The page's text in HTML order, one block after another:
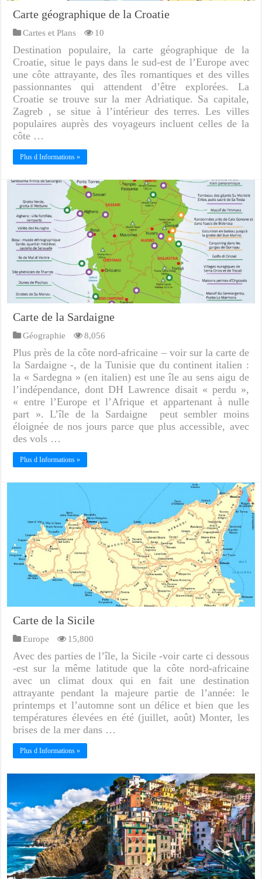
Carte géographique de la Croatie
Cartes et Plans 10
Destination populaire, la carte géographique de la
Croatie, situe le pays dans le sud-est de l’Europe avec
une côte attrayante, des îles romantiques et des villes
passionnantes qui attendent d’être explorées. La
Croatie se trouve sur la mer Adriatique. Sa capitale,
Zagreb , se situe à l’intérieur des terres. Les villes
populaires auprès des voyageurs incluent celles de la
côte …
Plus d Informations »
Carte de la Sardaigne
Géographie 8,056
Plus près de la côte nord-africaine – voir sur la carte de
la Sardaigne -, de la Tunisie que du continent italien :
la « Sardegna » (en italien) est une île au sens aigu de
l’indépendance, dont DH Lawrence disait « perdu »,
« entre l’Europe et l’Afrique et appartenant à nulle
part ». L’île de la Sardaigne peut sembler moins
éloignée de nos jours parce que plus accessible, avec
des vols …
Plus d Informations »
Carte de la Sicile
Europe 15,800
Avec des parties de l’île, la Sicile -voir carte ci dessous
-est sur la même latitude que la côte nord-africaine
avec un climat doux qui en fait une destination
attrayante pendant la majeure partie de l’année: le
printemps et l’automne sont un délice et bien que les
températures élevées en été (juillet, août) Monter, les
brises de la mer dans …
Plus d Informations »